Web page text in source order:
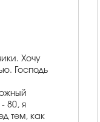
Хочу
Господь
80, я
тем, как